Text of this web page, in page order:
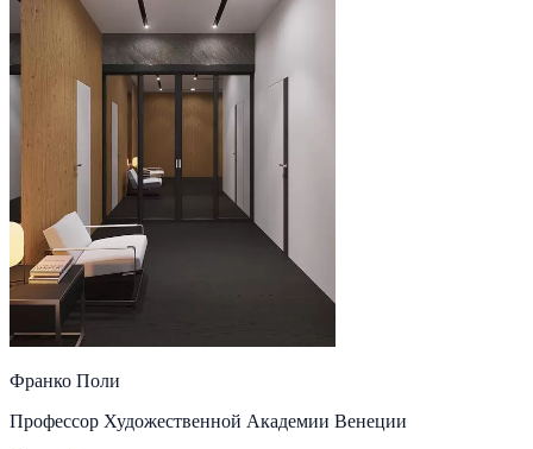
Франко Поли
Профессор Художественной Академии Венеции